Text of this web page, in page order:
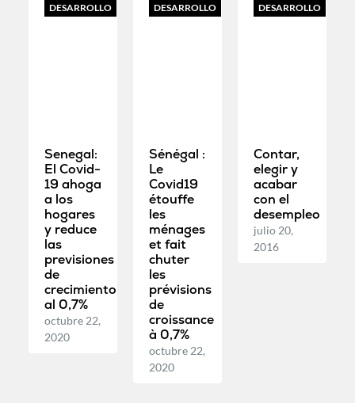
DESARROLLO
Senegal:
El Covid-
19 ahoga
a los
hogares
y reduce
las
previsiones
de
crecimiento
al 0,7%
octubre 22,
2020
DESARROLLO
Sénégal :
Le
Covid19
étouffe
les
ménages
et fait
chuter
les
prévisions
de
croissance
à 0,7%
octubre 22,
2020
DESARROLLO
Contar,
elegir y
acabar
con el
desempleo
julio 20,
2016